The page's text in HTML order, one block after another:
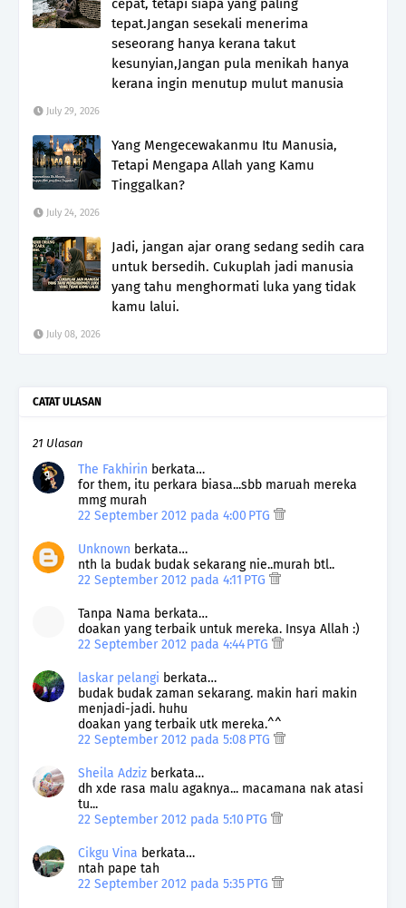
cepat, tetapi siapa yang paling
tepat.Jangan sesekali menerima
seseorang hanya kerana takut
kesunyian,Jangan pula menikah hanya
kerana ingin menutup mulut manusia
July 29, 2026
Yang Mengecewakanmu Itu Manusia,
Tetapi Mengapa Allah yang Kamu
Tinggalkan?
July 24, 2026
Jadi, jangan ajar orang sedang sedih cara
untuk bersedih. Cukuplah jadi manusia
yang tahu menghormati luka yang tidak
kamu lalui.
July 08, 2026
CATAT ULASAN
21 Ulasan
The Fakhirin berkata…
for them, itu perkara biasa...sbb maruah mereka
mmg murah
22 September 2012 pada 4:00 PTG
Unknown berkata…
nth la budak budak sekarang nie..murah btl..
22 September 2012 pada 4:11 PTG
Tanpa Nama berkata…
doakan yang terbaik untuk mereka. Insya Allah :)
22 September 2012 pada 4:44 PTG
laskar pelangi berkata…
budak budak zaman sekarang. makin hari makin
menjadi-jadi. huhu
doakan yang terbaik utk mereka.^^
22 September 2012 pada 5:08 PTG
Sheila Adziz berkata…
dh xde rasa malu agaknya... macamana nak atasi
tu...
22 September 2012 pada 5:10 PTG
Cikgu Vina berkata…
ntah pape tah
22 September 2012 pada 5:35 PTG